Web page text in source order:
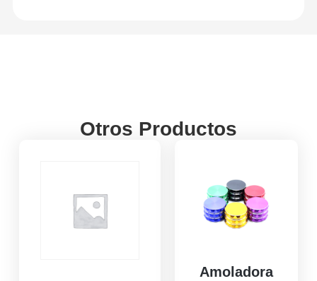
Otros Productos
Amoladora